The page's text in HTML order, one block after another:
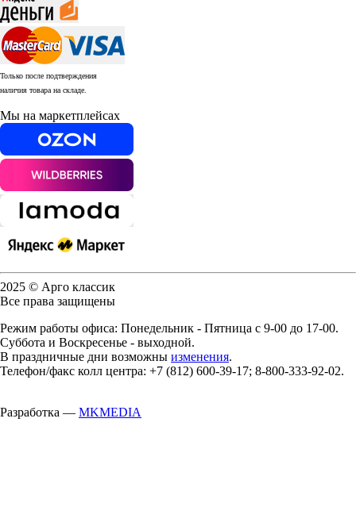
Только после подтверждения
наличия товара на складе.
Мы на маркетплейсах
2025 © Арго классик
Все права защищены
Режим работы офиса: Понедельник - Пятница с 9-00 до 17-00.
Суббота и Воскресенье - выходной.
В праздничные дни возможны изменения.
Телефон/факс колл центра: +7 (812) 600-39-17; 8-800-333-92-02.
Разработка — MKMEDIA